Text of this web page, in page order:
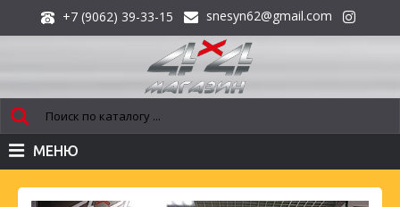
+7 (9062) 39-33-15 snesyn62@gmail.com
МЕНЮ